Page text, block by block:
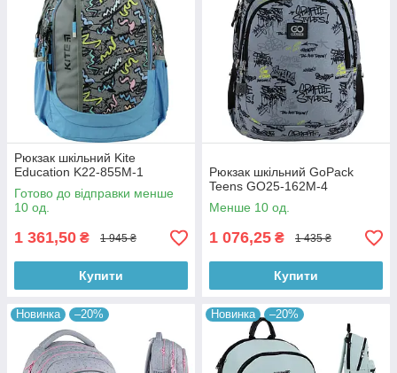
Рюкзак шкільний Kite
Education K22-855M-1
Готово до відправки менше
10 од.
1 361,50 ₴ 1 945 ₴
Купити
Рюкзак шкільний GoPack
Teens GO25-162M-4
Менше 10 од.
1 076,25 ₴ 1 435 ₴
Купити
Новинка –20% Новинка –20%